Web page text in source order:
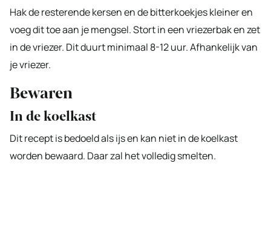
Hak de resterende kersen en de bitterkoekjes kleiner en
voeg dit toe aan je mengsel. Stort in een vriezerbak en zet
in de vriezer. Dit duurt minimaal 8-12 uur. Afhankelijk van
je vriezer.
Bewaren
In de koelkast
Dit recept is bedoeld als ijs en kan niet in de koelkast
worden bewaard. Daar zal het volledig smelten.